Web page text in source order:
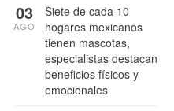
Siete de cada 10
hogares mexicanos
tienen mascotas,
especialistas destacan
beneficios físicos y
emocionales
03
AGO